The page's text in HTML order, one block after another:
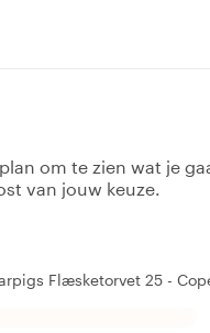
om te zien wat je
van jouw keuze.
Flæsketorvet 25 -